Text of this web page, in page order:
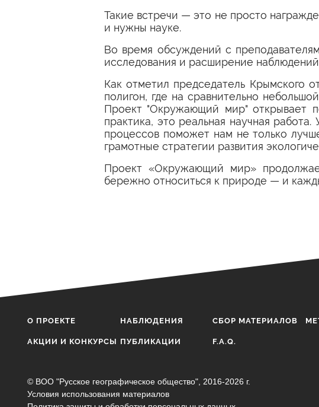
Такие встречи — это не просто
и нужны науке.
Во время обсуждений с
исследования и расширение
Как отметил председатель Крымского
полигон, где на сравнительно
Проект "Окружающий мир" открывает
практика, это реальная научная
процессов поможет нам не только
грамотные стратегии развития
Проект «Окружающий мир»
бережно относиться к природе — и
О ПРОЕКТЕ НАБЛЮДЕНИЯ CБОР МАТЕРИАЛОВ
АКЦИИ И КОНКУРСЫ ПУБЛИКАЦИИ F.A.Q.
© ВОО "Русское географическое общество", 2016-2026 г.
Условия использования материалов